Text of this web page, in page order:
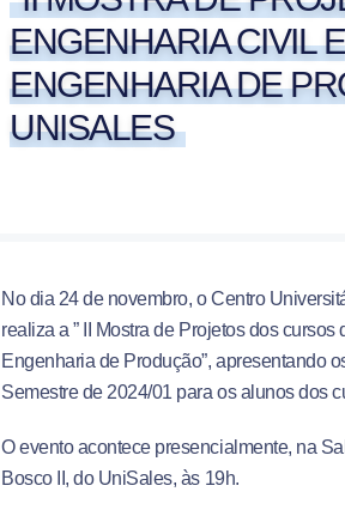
ENGENHARIA CIVIL E
ENGENHARIA DE
UNISALES
No dia 24 de novembro, o Centro
realiza a ” II Mostra de Projetos dos
Engenharia de Produção”, apresentando
Semestre de 2024/01 para os alunos dos
O evento acontece presencialmente, na
Bosco II, do UniSales, às 19h.